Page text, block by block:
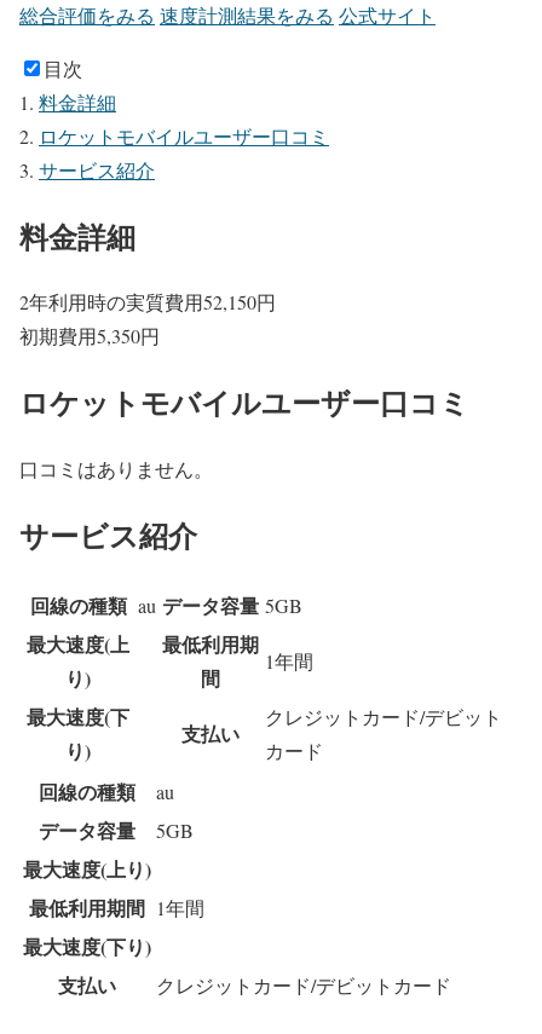
総合評価をみる 速度計測結果をみる 公式サイト
目次
料金詳細
ロケットモバイルユーザー口コミ
サービス紹介
料金詳細
2年利用時の実質費用52,150円
初期費用5,350円
ロケットモバイルユーザー口コミ
口コミはありません。
サービス紹介
回線の種類 au データ容量 5GB
最大速度(上
り)
最低利用期
間
1年間
最大速度(下
り)
支払い
クレジットカード/デビット
カード
回線の種類 au
データ容量 5GB
最大速度(上り)
最低利用期間 1年間
最大速度(下り)
支払い
クレジットカード/デビットカード